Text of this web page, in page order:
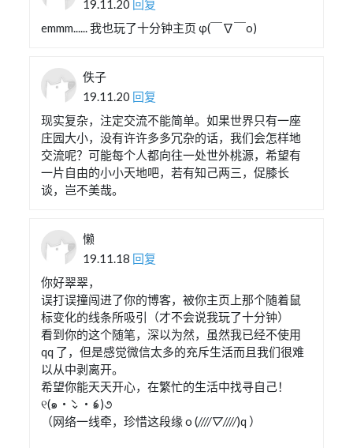
19.11.20 回复
emmm...... 我也玩了十分钟主页 φ(￣∇￣o)
佚子
19.11.20 回复
现实复杂，注定交流不能简单。如果世界只有一座
庄园大小，没有许许多多冗杂的话，我们会怎样地
交流呢？可能每个人都向往一处世外桃源，希望有
一片自由的小小天地吧，若有知己两三，促膝长
谈，岂不美哉。
懒
19.11.18 回复
你好翠翠，
误打误撞闯进了你的博客，被你主页上那个随着鼠
标变化的线条所吸引（才不会说我玩了十分钟）
看到你的这个随笔，深以为然，虽然我已经不使用
qq 了，但是感觉微信太多的充斥生活而且我们很难
以从中剥离开。
希望你能天天开心，在繁忙的生活中找寻自己！
୧(๑・̀⌄・́๑)૭
（网络一线牵，珍惜这段缘 o (////▽////)q ）